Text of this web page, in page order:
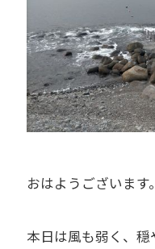
おはようございます
本日は風も弱く、